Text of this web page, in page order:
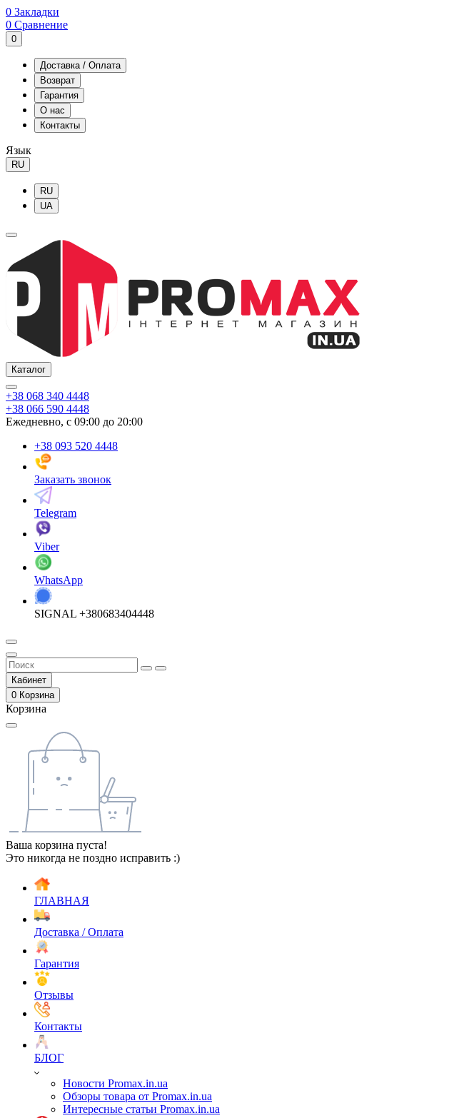
0 Закладки
0 Сравнение
0
Доставка / Оплата
Возврат
Гарантия
О нас
Контакты
Язык
RU
RU
UA
Каталог
+38 068 340 4448
+38 066 590 4448
Ежедневно, с 09:00 до 20:00
+38 093 520 4448
Заказать звонок
Telegram
Viber
WhatsApp
SIGNAL +380683404448
Кабинет
0 Корзина
Корзина
Ваша корзина пуста!
Это никогда не поздно исправить :)
ГЛАВНАЯ
Доставка / Оплата
Гарантия
Отзывы
Контакты
БЛОГ
Новости Promax.in.ua
Обзоры товара от Promax.in.ua
Интересные статьи Promax.in.ua